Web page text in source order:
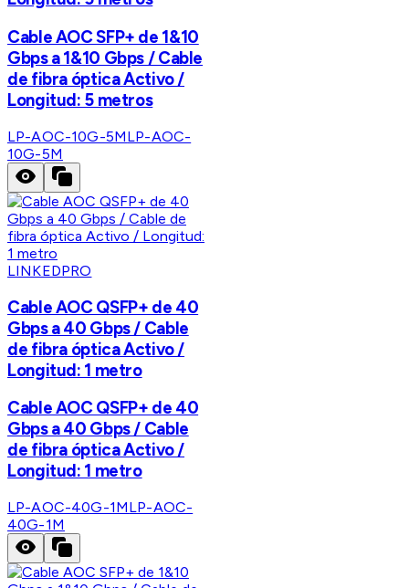
Cable AOC SFP+ de 1&10
Gbps a 1&10 Gbps / Cable
de fibra óptica Activo /
Longitud: 5 metros
LP-AOC-10G-5MLP-AOC-
10G-5M
LINKEDPRO
Cable AOC QSFP+ de 40
Gbps a 40 Gbps / Cable
de fibra óptica Activo /
Longitud: 1 metro
Cable AOC QSFP+ de 40
Gbps a 40 Gbps / Cable
de fibra óptica Activo /
Longitud: 1 metro
LP-AOC-40G-1MLP-AOC-
40G-1M